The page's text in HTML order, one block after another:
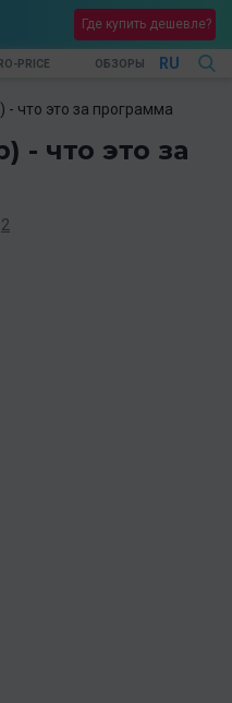
Где купить дешевле?
PRICE ОБЗОРЫ RU
- что это за программа
- что это за
2